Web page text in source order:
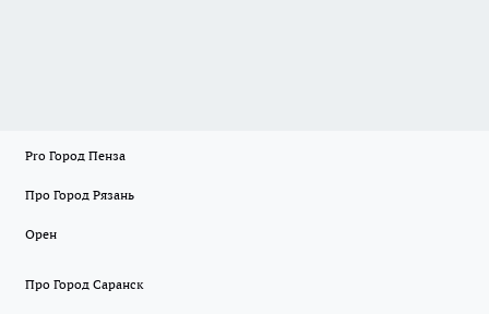
Pro Город Пенза
Про Город Рязань
Орен
Про Город Саранск